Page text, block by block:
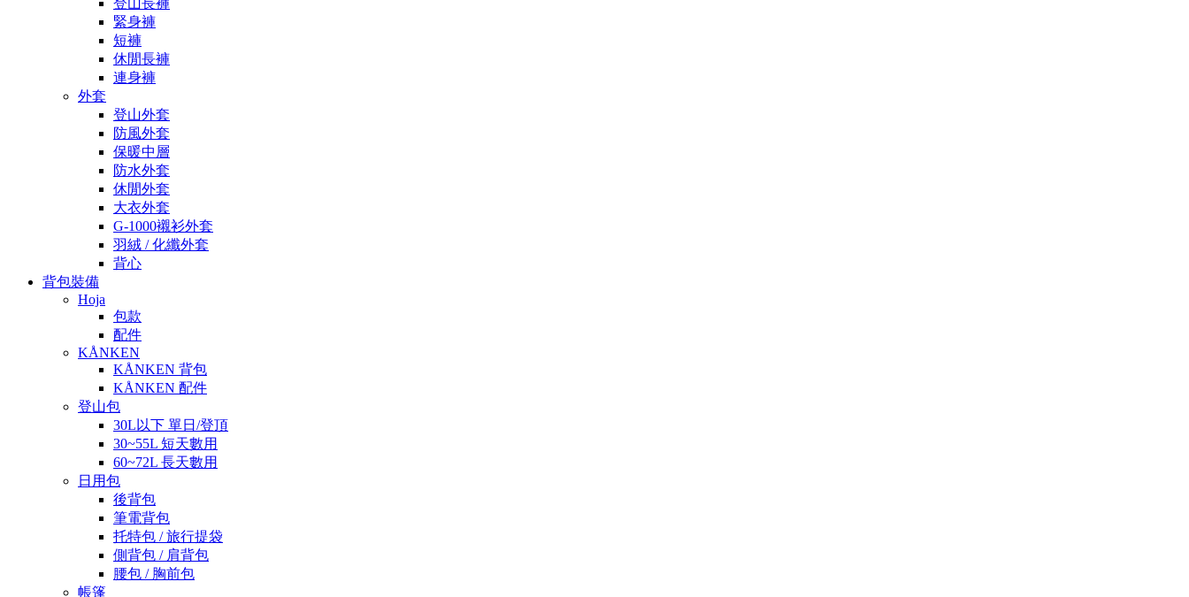
登山長褲
緊身褲
短褲
休閒長褲
連身褲
外套
登山外套
防風外套
保暖中層
防水外套
休閒外套
大衣外套
G-1000襯衫外套
羽絨 / 化纖外套
背心
背包裝備
Hoja
包款
配件
KÅNKEN
KÅNKEN 背包
KÅNKEN 配件
登山包
30L以下 單日/登頂
30~55L 短天數用
60~72L 長天數用
日用包
後背包
筆電背包
托特包 / 旅行提袋
側背包 / 肩背包
腰包 / 胸前包
帳篷